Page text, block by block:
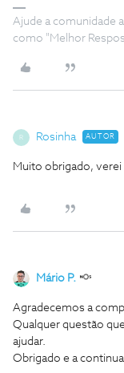
Ajude a comunidade
como "Melhor
R Rosinha AUTOR
Muito obrigado,
Mário P.
Agradecemos a
Qualquer questão
ajudar.
Obrigado e a